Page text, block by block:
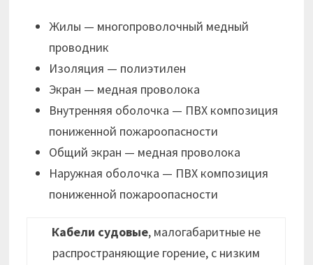
Жилы — многопроволочный медный
проводник
Изоляция — полиэтилен
Экран — медная проволока
Внутренняя оболочка — ПВХ композиция
пониженной пожароопасности
Общий экран — медная проволока
Наружная оболочка — ПВХ композиция
пониженной пожароопасности
Кабели судовые, малогабаритные не
распространяющие горение, с низким